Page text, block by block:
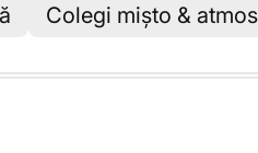
Colegi mișto &